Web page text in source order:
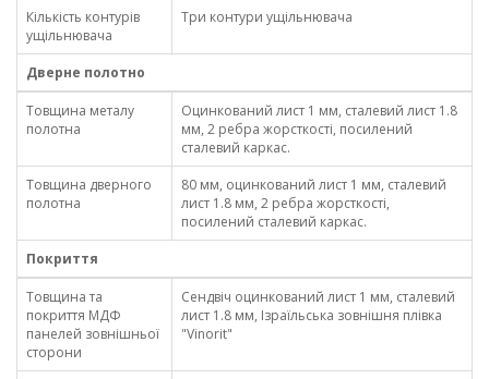
Кількість контурів
ущільнювача
Три контури ущільнювача
Дверне полотно
Товщина металу
полотна
Оцинкований лист 1 мм, сталевий лист 1.8
мм, 2 ребра жорсткості, посилений
сталевий каркас.
Товщина дверного
полотна
80 мм, оцинкований лист 1 мм, сталевий
лист 1.8 мм, 2 ребра жорсткості,
посилений сталевий каркас.
Покриття
Товщина та
покриття МДФ
панелей зовнішньої
сторони
Сендвіч оцинкований лист 1 мм, сталевий
лист 1.8 мм, Ізраїльська зовнішня плівка
"Vinorit"